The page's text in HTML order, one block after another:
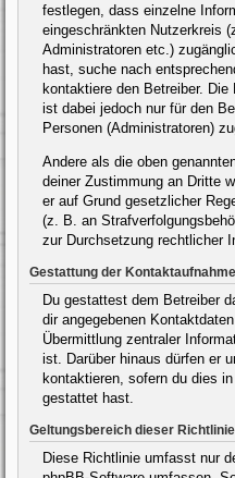
festlegen, dass einzelne
eingeschränkten Nutzerkreis
Administratoren etc.)
hast, suche nach
kontaktiere den Betreiber.
ist dabei jedoch nur für den
Personen (Administratoren)
Andere als die oben
deiner Zustimmung an Dritte
er auf Grund gesetzlicher
(z. B. an
zur Durchsetzung rechtlicher
Gestattung der Kontaktaufnahme
Du gestattest dem Betreiber
dir angegebenen
Übermittlung zentraler
ist. Darüber hinaus dürfen er
kontaktieren, sofern du dies
gestattet hast.
Geltungsbereich dieser Richtlinie
Diese Richtlinie umfasst nur